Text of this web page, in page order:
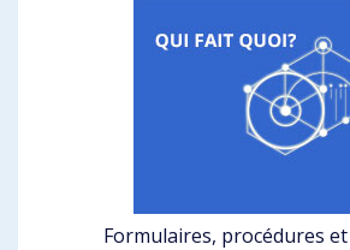
Formulaires, procédures